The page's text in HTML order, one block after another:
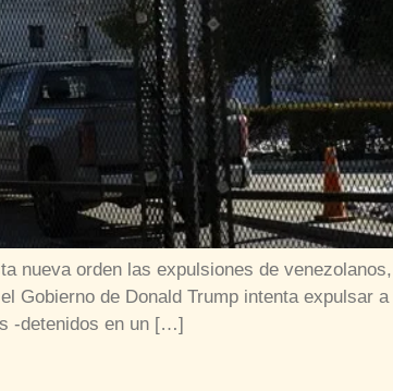
nueva orden las expulsiones de
Gobierno de Donald Trump intenta expulsar
-detenidos en un […]